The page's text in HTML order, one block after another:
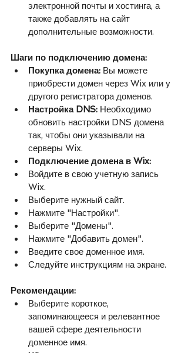
электронной почты и хостинга, а
также добавлять на сайт
дополнительные возможности.
Шаги по подключению домена:
Покупка домена: Вы можете
приобрести домен через Wix или у
другого регистратора доменов.
Настройка DNS: Необходимо
обновить настройки DNS домена
так, чтобы они указывали на
серверы Wix.
Подключение домена в Wix:
Войдите в свою учетную запись
Wix.
Выберите нужный сайт.
Нажмите "Настройки".
Выберите "Домены".
Нажмите "Добавить домен".
Введите свое доменное имя.
Следуйте инструкциям на экране.
Рекомендации:
Выберите короткое,
запоминающееся и релевантное
вашей сфере деятельности
доменное имя.